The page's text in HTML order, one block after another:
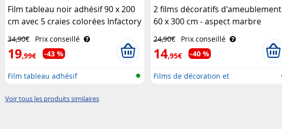
Film tableau noir adhésif 90 x 200
cm avec 5 craies colorées Infactory
34,90€ Prix conseillé
19,99€ -43 %
Film tableau adhésif
2 films décoratifs d'ameublement
60 x 300 cm - aspect marbre
24,90€ Prix conseillé
14,95€ -40 %
Films de décoration et
Voir tous les produits similaires